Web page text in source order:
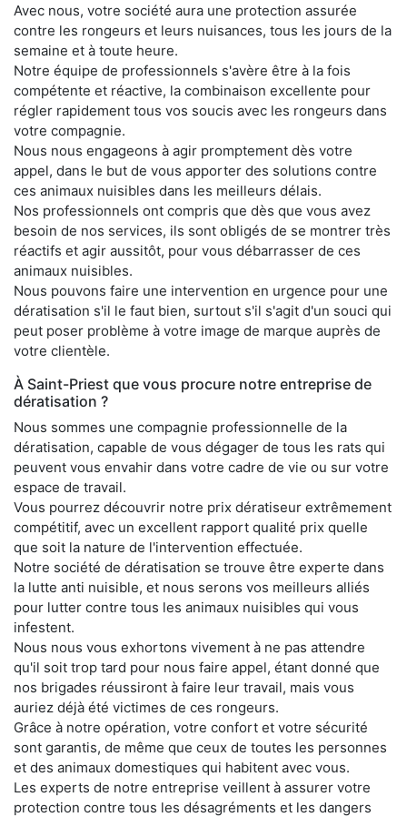
Avec nous, votre société aura une protection assurée
contre les rongeurs et leurs nuisances, tous les jours de la
semaine et à toute heure.
Notre équipe de professionnels s'avère être à la fois
compétente et réactive, la combinaison excellente pour
régler rapidement tous vos soucis avec les rongeurs dans
votre compagnie.
Nous nous engageons à agir promptement dès votre
appel, dans le but de vous apporter des solutions contre
ces animaux nuisibles dans les meilleurs délais.
Nos professionnels ont compris que dès que vous avez
besoin de nos services, ils sont obligés de se montrer très
réactifs et agir aussitôt, pour vous débarrasser de ces
animaux nuisibles.
Nous pouvons faire une intervention en urgence pour une
dératisation s'il le faut bien, surtout s'il s'agit d'un souci qui
peut poser problème à votre image de marque auprès de
votre clientèle.
À Saint-Priest que vous procure notre entreprise de
dératisation ?
Nous sommes une compagnie professionnelle de la
dératisation, capable de vous dégager de tous les rats qui
peuvent vous envahir dans votre cadre de vie ou sur votre
espace de travail.
Vous pourrez découvrir notre prix dératiseur extrêmement
compétitif, avec un excellent rapport qualité prix quelle
que soit la nature de l'intervention effectuée.
Notre société de dératisation se trouve être experte dans
la lutte anti nuisible, et nous serons vos meilleurs alliés
pour lutter contre tous les animaux nuisibles qui vous
infestent.
Nous nous vous exhortons vivement à ne pas attendre
qu'il soit trop tard pour nous faire appel, étant donné que
nos brigades réussiront à faire leur travail, mais vous
auriez déjà été victimes de ces rongeurs.
Grâce à notre opération, votre confort et votre sécurité
sont garantis, de même que ceux de toutes les personnes
et des animaux domestiques qui habitent avec vous.
Les experts de notre entreprise veillent à assurer votre
protection contre tous les désagréments et les dangers